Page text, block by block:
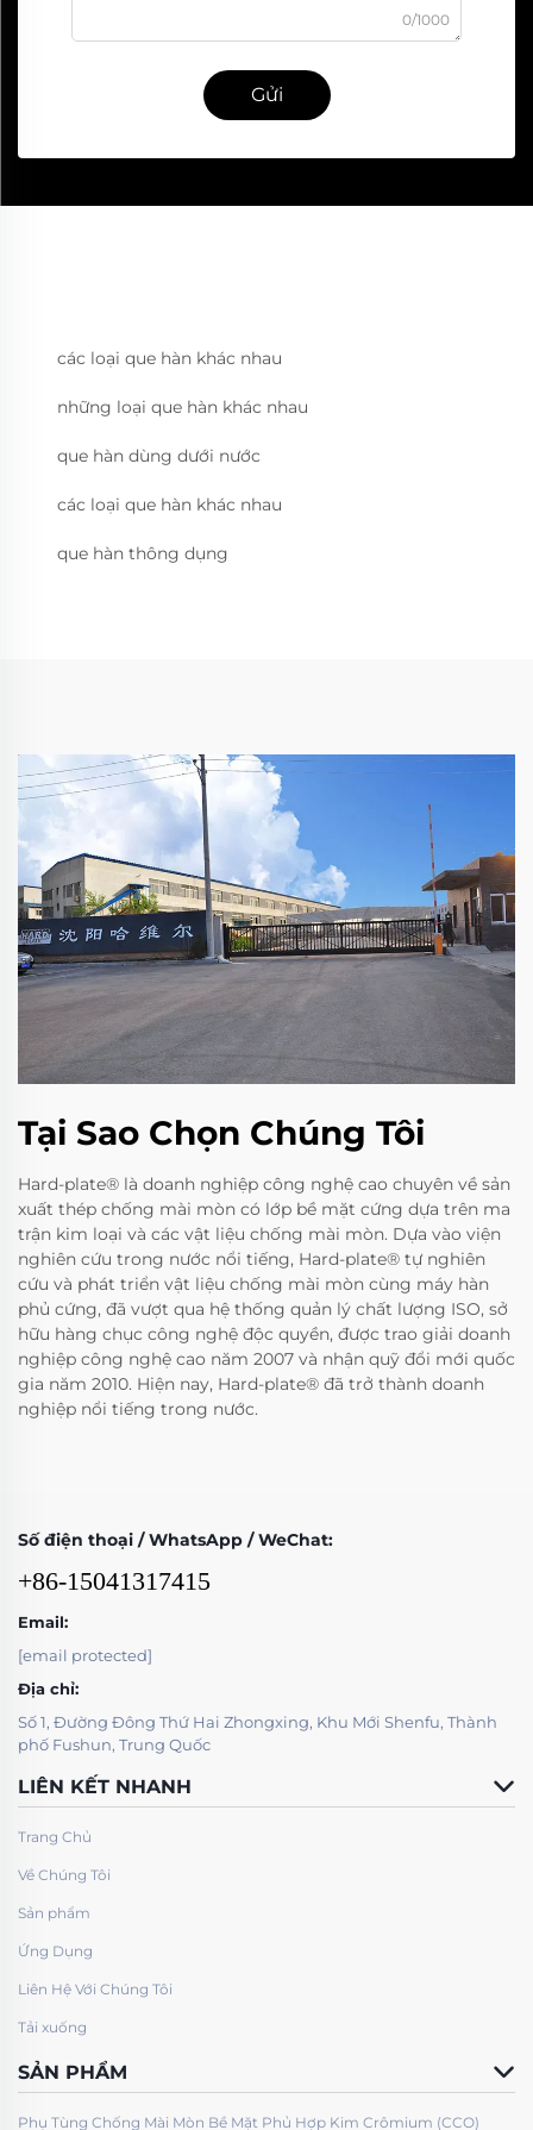
0/1000
Gửi
các loại que hàn khác nhau
những loại que hàn khác nhau
que hàn dùng dưới nước
các loại que hàn khác nhau
que hàn thông dụng
Tại Sao Chọn Chúng Tôi
Hard-plate® là doanh nghiệp công nghệ cao chuyên về sản
xuất thép chống mài mòn có lớp bề mặt cứng dựa trên ma
trận kim loại và các vật liệu chống mài mòn. Dựa vào viện
nghiên cứu trong nước nổi tiếng, Hard-plate® tự nghiên
cứu và phát triển vật liệu chống mài mòn cùng máy hàn
phủ cứng, đã vượt qua hệ thống quản lý chất lượng ISO, sở
hữu hàng chục công nghệ độc quyền, được trao giải doanh
nghiệp công nghệ cao năm 2007 và nhận quỹ đổi mới quốc
gia năm 2010. Hiện nay, Hard-plate® đã trở thành doanh
nghiệp nổi tiếng trong nước.
Số điện thoại / WhatsApp / WeChat:
+86-15041317415
Email:
[email protected]
Địa chỉ:
Số 1, Đường Đông Thứ Hai Zhongxing, Khu Mới Shenfu, Thành
phố Fushun, Trung Quốc
LIÊN KẾT NHANH
Trang Chủ
Về Chúng Tôi
Sản phẩm
Ứng Dụng
Liên Hệ Với Chúng Tôi
Tải xuống
SẢN PHẨM
Phụ Tùng Chống Mài Mòn Bề Mặt Phủ Hợp Kim Crômium (CCO)